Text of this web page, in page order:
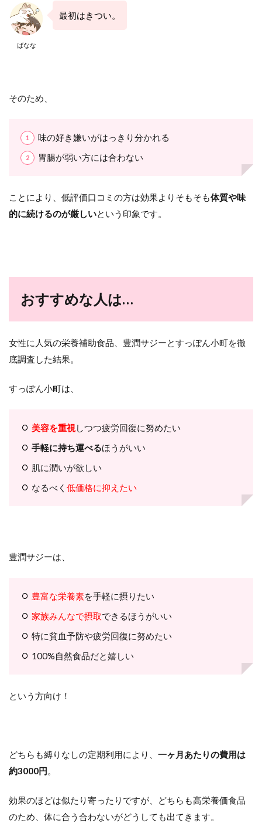
ばなな
最初はきつい。
そのため、
味の好き嫌いがはっきり分かれる
胃腸が弱い方には合わない
ことにより、低評価口コミの方は効果よりそもそも体質や味
的に続けるのが厳しいという印象です。
おすすめな人は…
女性に人気の栄養補助食品、豊潤サジーとすっぽん小町を徹
底調査した結果。
すっぽん小町は、
美容を重視しつつ疲労回復に努めたい
手軽に持ち運べるほうがいい
肌に潤いが欲しい
なるべく 低価格に抑えたい
豊潤サジーは、
豊富な栄養素を手軽に摂りたい
家族みんなで摂取できるほうがいい
特に貧血予防や疲労回復に努めたい
100%自然食品だと嬉しい
という方向け！
どちらも縛りなしの定期利用により、 一ヶ月あたりの費用は
約3000円。
効果のほどは似たり寄ったりですが、どちらも高栄養価食品
のため、体に合う合わないがどうしても出てきます。